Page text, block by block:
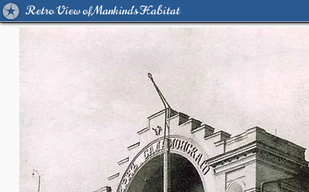
Retro View of Mankind's Habitat